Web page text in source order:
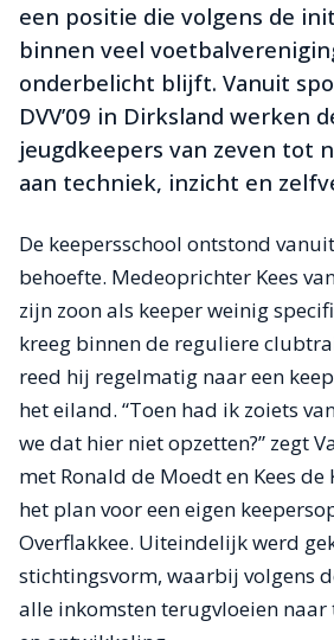
een positie die volgens de
binnen veel
onderbelicht blijft. Vanuit
DVV’09 in Dirksland werken
jeugdkeepers van zeven tot
aan techniek, inzicht en
De keepersschool ontstond
behoefte. Medeoprichter Kees
zijn zoon als keeper weinig
kreeg binnen de reguliere
reed hij regelmatig naar een
het eiland. “Toen had ik zoiets
we dat hier niet opzetten?” zegt
met Ronald de Moedt en Kees
het plan voor een eigen
Overflakkee. Uiteindelijk werd
stichtingsvorm, waarbij volgens
alle inkomsten terugvloeien